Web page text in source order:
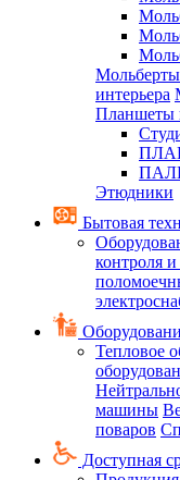
интерьера
Планшеты
Этюдники
Бытовая
контроля
Тепловое
машины
поваров
Доступная